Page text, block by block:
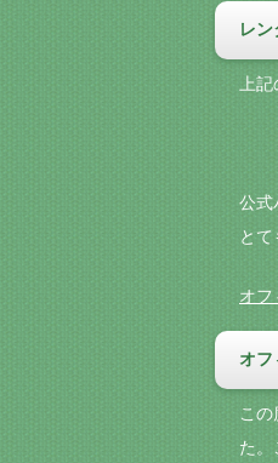
レ
上記
公式
とて
オフ
オフ
こ
た。